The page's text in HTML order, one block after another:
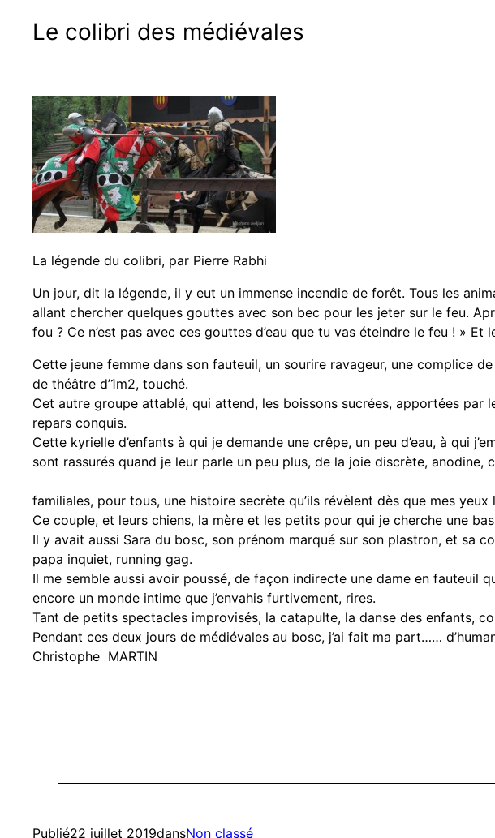
Le colibri des médiévales
La légende du colibri, par Pierre Rabhi
Un jour, dit la légende, il y eut un immense incendie de forêt. Tous les
allant chercher quelques gouttes avec son bec pour les jeter sur le feu.
fou ? Ce n’est pas avec ces gouttes d’eau que tu vas éteindre le feu ! »
Cette jeune femme dans son fauteuil, un sourire ravageur, une complice
de théâtre d’1m2, touché.
Cet autre groupe attablé, qui attend, les boissons sucrées, apportées
repars conquis.
Cette kyrielle d’enfants à qui je demande une crêpe, un peu d’eau, à qui
sont rassurés quand je leur parle un peu plus, de la joie discrète, anodine,
Et les parents par le
familiales, pour tous, une histoire secrète qu’ils révèlent dès que mes yeux
Ce couple, et leurs chiens, la mère et les petits pour qui je cherche une
Il y avait aussi Sara du bosc, son prénom marqué sur son plastron, et sa
papa inquiet, running gag.
Il me semble aussi avoir poussé, de façon indirecte une dame en fauteuil
encore un monde intime que j’envahis furtivement, rires.
Tant de petits spectacles improvisés, la catapulte, la danse des enfants,
Pendant ces deux jours de médiévales au bosc, j’ai fait ma part……
Christophe MARTIN
Publié22 juillet 2019dansNon classé